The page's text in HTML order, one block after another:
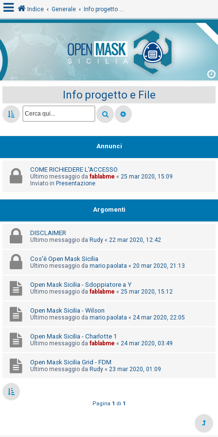
o
g
i
o
m
n
i
s
n
z
a
r
i
s
p
o
a
Indice Generale Info progetto e File
Info progetto e File
Annunci
COME RICHIEDERE L'ACCESSO
Ultimo messaggio da fablabme « 25 mar 2020, 15:09
Inviato in Presentazione
Argomenti
DISCLAIMER
Ultimo messaggio da Rudy « 22 mar 2020, 12:42
Cos'è Open Mask Sicilia
Ultimo messaggio da mario.paolata « 20 mar 2020, 21:13
Open Mask Sicilia - Sdoppiatore a Y
Ultimo messaggio da fablabme « 25 mar 2020, 15:12
Open Mask Sicilia - Wilson
Ultimo messaggio da mario.paolata « 24 mar 2020, 22:05
Open Mask Sicilia - Charlotte 1
Ultimo messaggio da fablabme « 24 mar 2020, 03:49
Open Mask Sicilia Grid - FDM
Ultimo messaggio da Rudy « 23 mar 2020, 01:09
Pagina 1 di 1